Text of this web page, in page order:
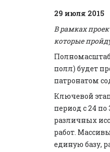
29 июля 2015
В рамках
которые
полл) будет
патронатом
Ключевой
период с 24
различных
работ.
единую базу,